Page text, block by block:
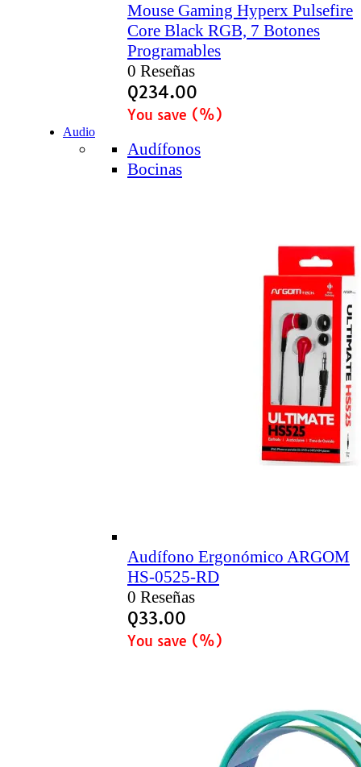
Mouse Gaming Hyperx Pulsefire
Core Black RGB, 7 Botones
Programables
0 Reseñas
Q234.00
You save (%)
Audio
Audífonos
Bocinas
Audífono Ergonómico ARGOM
HS-0525-RD
0 Reseñas
Q33.00
You save (%)